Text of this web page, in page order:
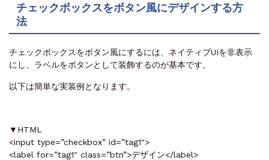
チェックボックスをボタン風にデザインする方
法
チェックボックスをボタン風にするには、ネイティブUIを非表示
にし、ラベルをボタンとして装飾するのが基本です。
以下は簡単な実装例となります。
▼HTML
<input type=”checkbox” id=”tag1″>
<label for=”tag1″ class=”btn”>デザイン</label>